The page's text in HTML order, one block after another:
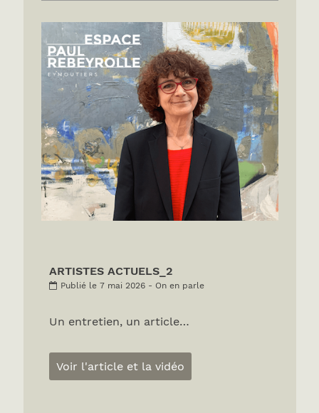
ARTISTES ACTUELS_2
Publié le 7 mai 2026 - On en parle
Un entretien, un article…
Voir l'article et la vidéo